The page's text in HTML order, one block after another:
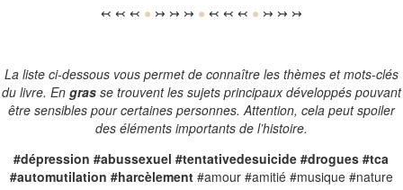
↢ ↢ ↢ ● ↣ ↣ ↣ ● ↢ ↢ ↢ ● ↣ ↣ ↣
La liste ci-dessous vous permet de connaître les thèmes et mots-clés
du livre. En gras se trouvent les sujets principaux développés pouvant
être sensibles pour certaines personnes. Attention, cela peut spoiler
des éléments importants de l’histoire.
#dépression #abussexuel #tentativedesuicide #drogues #tca
#automutilation #harcèlement #amour #amitié #musique #nature